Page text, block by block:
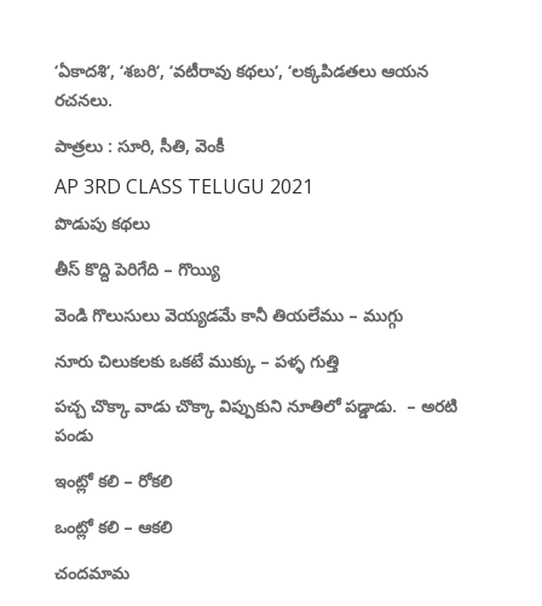
‘ఏకాదశి‘, ‘శబరి‘, ‘వటీరావు కథలు‘, ‘లక్కపిడతలు ఆయన
రచనలు.
పాత్రలు: సూరి, సీతి, వెంకీ
AP 3RD CLASS TELUGU 2021
పొడుపు కథలు
తీస్ కొద్ది పెరిగేది– గొయ్యి
వెండి గొలుసులు వెయ్యడమే కానీ తియలేము– ముగ్గు
నూరు చిలుకలకు ఒకటే ముక్కు– పళ్ళ గుత్తి
పచ్చ చొక్కా వాడు చొక్కా విప్పుకుని నూతిలో పడ్డాడు. – అరటి
పండు
ఇంట్లో కలి– రోకలి
ఒంట్లో కలి– ఆకలి
చందమామ